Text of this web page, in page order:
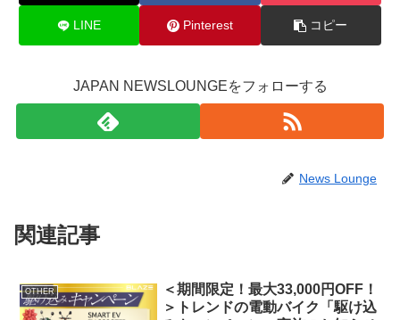
LINE Pinterest コピー
JAPAN NEWSLOUNGEをフォローする
News Lounge
関連記事
OTHER
＜期間限定！最大33,000円OFF！
＞トレンドの電動バイク「駆け込